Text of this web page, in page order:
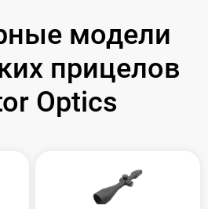
модели
прицелов
Optics